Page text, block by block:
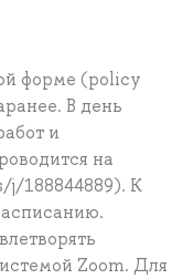
форме (policy
В день
и
на
j/188844889). К
Zoom. Для